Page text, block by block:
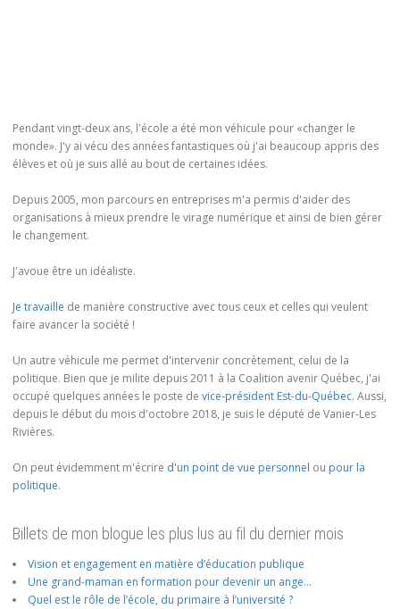
Pendant vingt-deux ans, l'école a été mon véhicule pour «changer le
monde». J'y ai vécu des années fantastiques où j'ai beaucoup appris des
élèves et où je suis allé au bout de certaines idées.
Depuis 2005, mon parcours en entreprises m'a permis d'aider des
organisations à mieux prendre le virage numérique et ainsi de bien gérer
le changement.
J'avoue être un idéaliste.
Je travaille de manière constructive avec tous ceux et celles qui veulent
faire avancer la société !
Un autre véhicule me permet d'intervenir concrètement, celui de la
politique. Bien que je milite depuis 2011 à la Coalition avenir Québec, j'ai
occupé quelques années le poste de vice-président Est-du-Québec. Aussi,
depuis le début du mois d'octobre 2018, je suis le député de Vanier-Les
Rivières.
On peut évidemment m'écrire d'un point de vue personnel ou pour la
politique.
Billets de mon blogue les plus lus au fil du dernier mois
Vision et engagement en matière d’éducation publique
Une grand-maman en formation pour devenir un ange…
Quel est le rôle de l’école, du primaire à l’université ?